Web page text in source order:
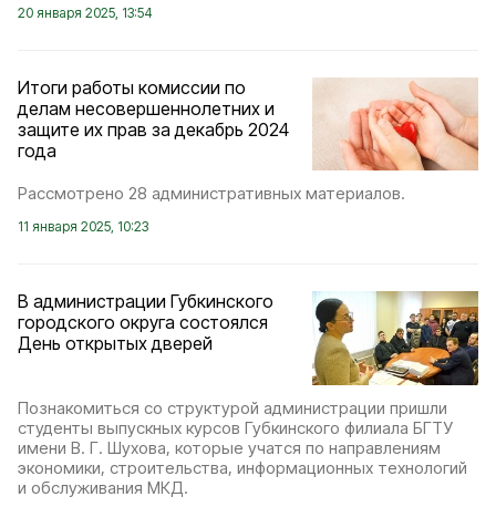
20 января 2025, 13:54
Итоги работы комиссии по
делам несовершеннолетних и
защите их прав за декабрь 2024
года
Рассмотрено 28 административных материалов.
11 января 2025, 10:23
В администрации Губкинского
городского округа состоялся
День открытых дверей
Познакомиться со структурой администрации пришли
студенты выпускных курсов Губкинского филиала БГТУ
имени В. Г. Шухова, которые учатся по направлениям
экономики, строительства, информационных технологий
и обслуживания МКД.